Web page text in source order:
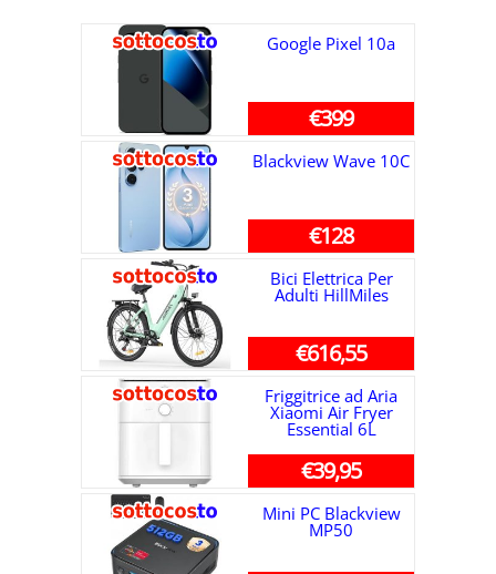
Google Pixel 10a
€399
Blackview Wave 10C
€128
Bici Elettrica Per
Adulti HillMiles
€616,55
Friggitrice ad Aria
Xiaomi Air Fryer
Essential 6L
€39,95
Mini PC Blackview
MP50